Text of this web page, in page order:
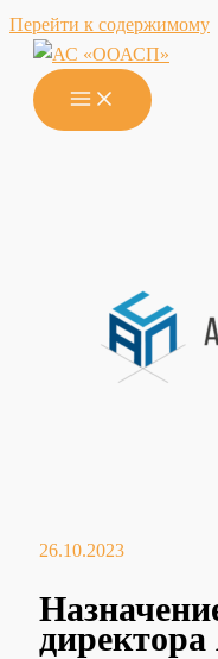
Перейти к содержимому
26.10.2023